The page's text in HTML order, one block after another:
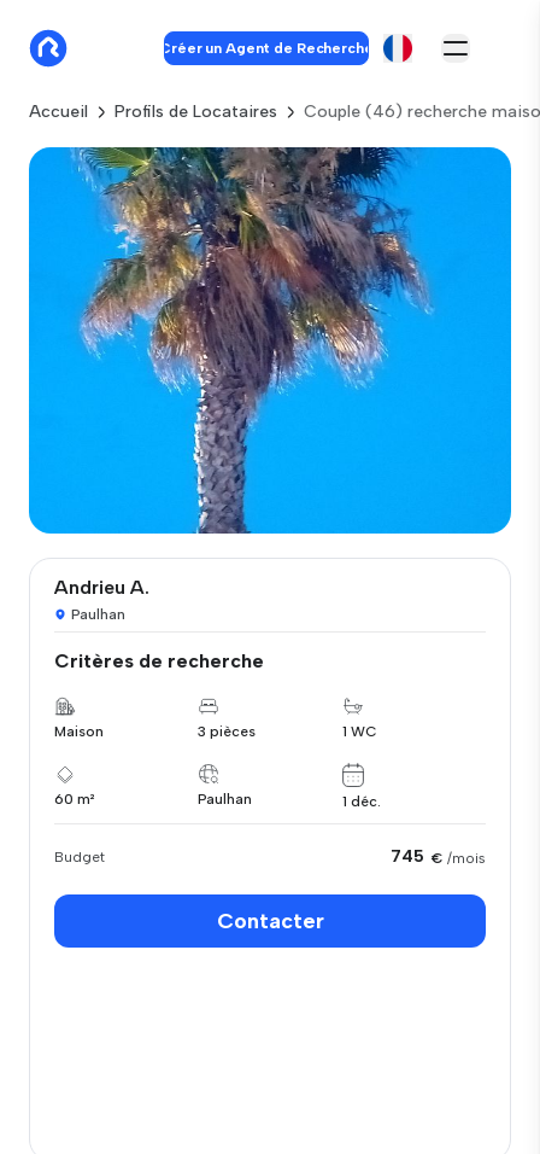
Créer un Agent de Recherche
Accueil Profils de Locataires Couple (46) recherche
Andrieu A.
Paulhan
Critères de recherche
Maison 3 pièces 1 WC
60 m² Paulhan 1 déc.
Budget 745 € /mois
Contacter